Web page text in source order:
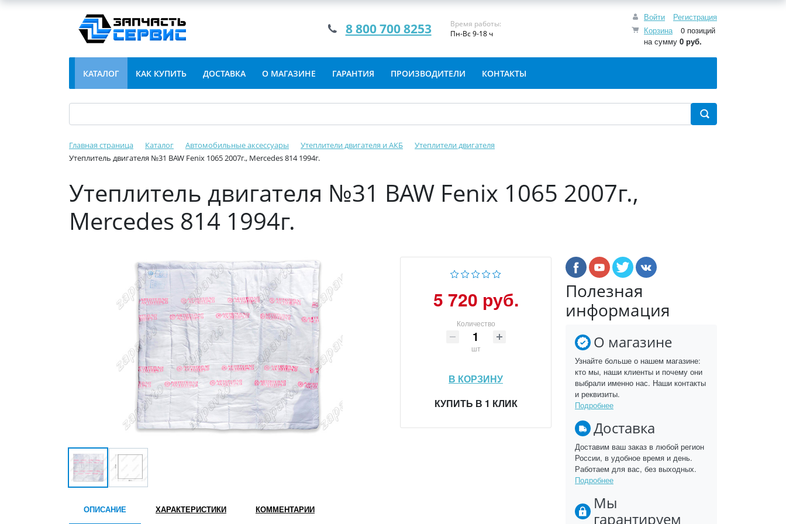
Войти
Регистрация
Корзина
0 позиций
на сумму 0 руб.
8 800 700 8253
Время работы:
Пн-Вс 9-18 ч
КАТАЛОГ КАК КУПИТЬ ДОСТАВКА О МАГАЗИНЕ ГАРАНТИЯ ПРОИЗВОДИТЕЛИ КОНТАКТЫ
Главная страница Каталог Автомобильные аксессуары Утеплители двигателя и АКБ
Утеплители двигателя
Утеплитель двигателя №31 BAW Fenix 1065 2007г., Mercedes 814 1994г.
Утеплитель двигателя №31 BAW Fenix 1065 2007г.,
Mercedes 814 1994г.
5 720 руб.
Количество
шт
В КОРЗИНУ
КУПИТЬ В 1 КЛИК
ОПИСАНИЕ ХАРАКТЕРИСТИКИ КОММЕНТАРИИ
Полезная
информация
О магазине
Узнайте больше о нашем магазине:
кто мы, наши клиенты и почему они
выбрали именно нас. Наши контакты
и реквизиты.
Подробнее
Доставка
Доставим ваш заказ в любой регион
России, в удобное время и день.
Работаем для вас, без выходных.
Подробнее
Мы
гарантируем